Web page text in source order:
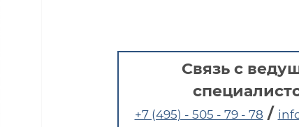
Связь с
+7 (495) - 505 - 79 - 78 /